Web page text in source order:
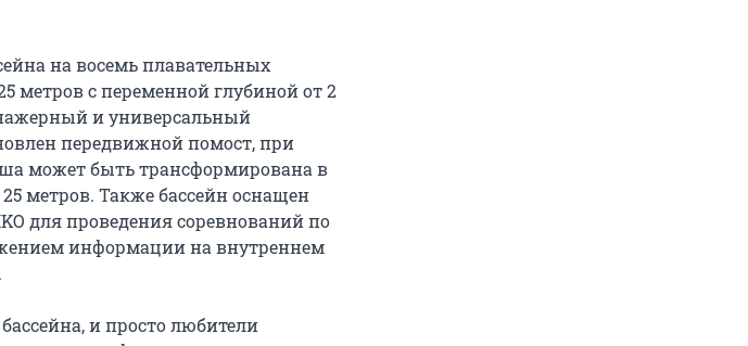
на восемь плавательных
метров с переменной глубиной от 2
и универсальный
передвижной помост, при
может быть трансформирована в
метров. Также бассейн оснащен
для проведения соревнований по
информации на внутреннем
и просто любители